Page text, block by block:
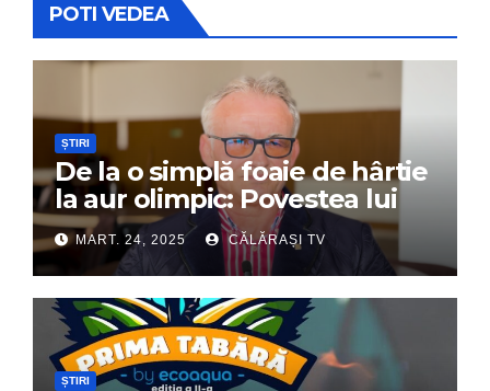
POTI VEDEA
ȘTIRI
De la o simplă foaie de hârtie
la aur olimpic: Povestea lui
Dumitru Chirilă
MART. 24, 2025 CĂLĂRAȘI TV
ȘTIRI